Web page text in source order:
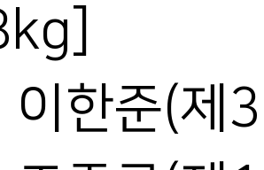
이한준(제